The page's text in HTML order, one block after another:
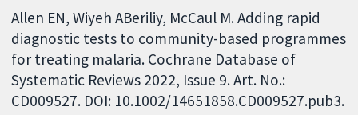
Allen EN, Wiyeh ABeriliy, McCaul M. Adding rapid
diagnostic tests to community-based programmes
for treating malaria. Cochrane Database of
Systematic Reviews 2022, Issue 9. Art. No.:
CD009527. DOI: 10.1002/14651858.CD009527.pub3.